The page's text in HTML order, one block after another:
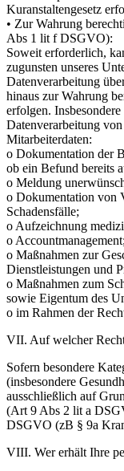
Kuranstaltengesetz
• Zur Wahrung
Abs 1 lit f DSGVO):
Soweit erforderlich,
zugunsten unseres
Datenverarbeitung
hinaus zur Wahrung
erfolgen.
Datenverarbeitung
Mitarbeiterdaten:
o Dokumentation der
ob ein Befund bereits
o Meldung
o Dokumentation von
Schadensfälle;
o Aufzeichnung
o Accountmanagement;
o Maßnahmen zur
Dienstleistungen und
o Maßnahmen zum
sowie Eigentum des
o im Rahmen der
VII. Auf welcher
Sofern besondere
(insbesondere
ausschließlich auf
(Art 9 Abs 2 lit a
DSGVO (zB § 9a
VIII. Wer erhält Ihre